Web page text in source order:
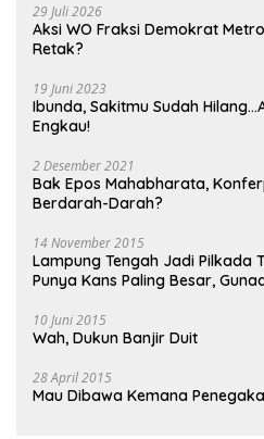
29 Juli 2026
Aksi WO Fraksi Demokrat
Retak?
19 Juni 2023
Ibunda, Sakitmu Sudah
Engkau!
2 Desember 2021
Bak Epos Mahabharata,
Berdarah-Darah?
14 November 2015
Lampung Tengah Jadi Pilkada
Punya Kans Paling Besar,
10 Juni 2015
Wah, Dukun Banjir Duit
28 April 2015
Mau Dibawa Kemana